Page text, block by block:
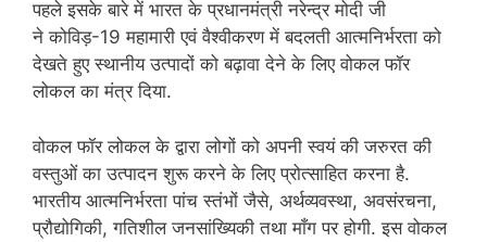
पहले इसके बारे में भारत के प्रधानमंत्री नरेन्द्र मोदी जी
ने कोविड़-19 महामारी एवं वैश्वीकरण में बदलती आत्मनिर्भरता को
देखते हुए स्थानीय उत्पादों को बढ़ावा देने के लिए वोकल फॉर
लोकल का मंत्र दिया.
वोकल फॉर लोकल के द्वारा लोगों को अपनी स्वयं की जरुरत की
वस्तुओं का उत्पादन शुरू करने के लिए प्रोत्साहित करना है.
भारतीय आत्मनिर्भरता पांच स्तंभों जैसे, अर्थव्यवस्था, अवसंरचना,
प्रौद्योगिकी, गतिशील जनसांख्यिकी तथा माँग पर होगी. इस वोकल